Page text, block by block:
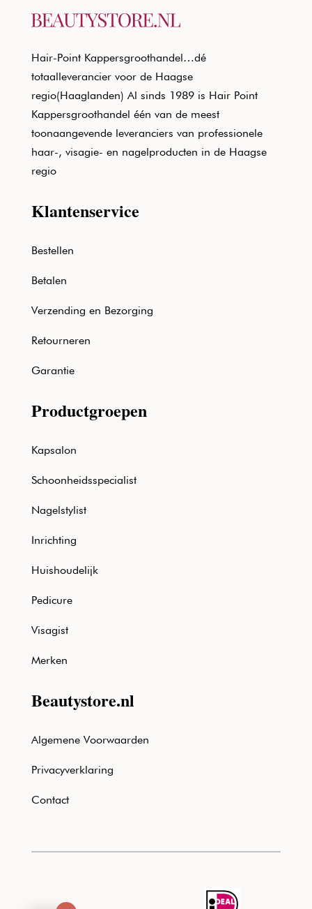
Hair-Point Kappersgroothandel…dé
totaalleverancier voor de Haagse
regio(Haaglanden) Al sinds 1989 is Hair Point
Kappersgroothandel één van de meest
toonaangevende leveranciers van professionele
haar-, visagie- en nagelproducten in de Haagse
regio
Klantenservice
Bestellen
Betalen
Verzending en Bezorging
Retourneren
Garantie
Productgroepen
Kapsalon
Schoonheidsspecialist
Nagelstylist
Inrichting
Huishoudelijk
Pedicure
Visagist
Merken
Beautystore.nl
Algemene Voorwaarden
Privacyverklaring
Contact